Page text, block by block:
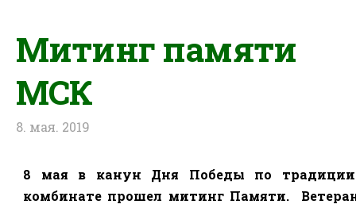
Митинг памяти
МСК
8. мая. 2019
8 мая в канун Дня Победы по традиции
комбинате прошел митинг Памяти.